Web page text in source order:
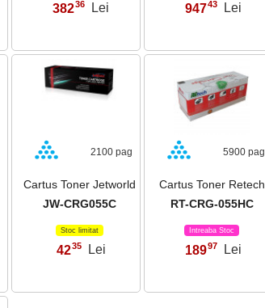
382,36 Lei 947,43 Lei
2100 pag
Cartus Toner Jetworld
JW-CRG055C
Stoc limitat
4235 Lei
5900 pag
Cartus Toner Retech
RT-CRG-055HC
Intreaba Stoc
189,97 Lei